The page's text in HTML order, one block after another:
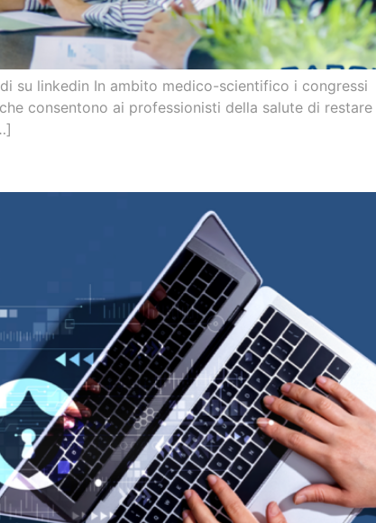
su linkedin In ambito medico-scientifico i congressi
consentono ai professionisti della salute di restare